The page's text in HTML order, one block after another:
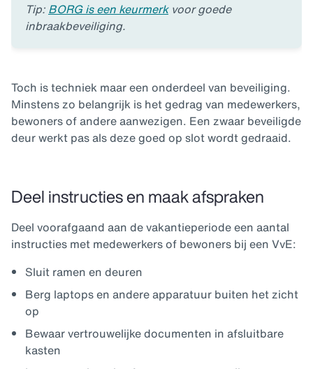
Tip: BORG is een keurmerkvoor goede
inbraakbeveiliging.
Toch is techniek maar een onderdeel van beveiliging.
Minstens zo belangrijk is het gedrag van medewerkers,
bewoners of andere aanwezigen. Een zwaar beveiligde
deur werkt pas als deze goed op slot wordt gedraaid.
Deel instructies en maak afspraken
Deel voorafgaand aan de vakantieperiode een aantal
instructies met medewerkers of bewoners bij een VvE:
Sluit ramen en deuren
Berg laptops en andere apparatuur buiten het zicht
op
Bewaar vertrouwelijke documenten in afsluitbare
kasten